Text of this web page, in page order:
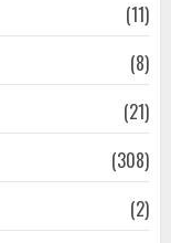
(11)
(8)
(21)
(308)
(2)